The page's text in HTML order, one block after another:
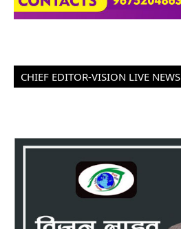
CHIEF EDITOR-VISION LIVE NEWS